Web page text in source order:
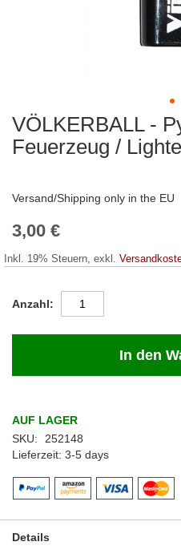
VÖLKERBALL -
Feuerzeug /
Versand/Shipping only in the EU
3,00 €
Inkl. 19% Steuern, exkl.
Anzahl
In den
AUF LAGER
SKU
252148
Lieferzeit 3-5 days
Zum
der
Details